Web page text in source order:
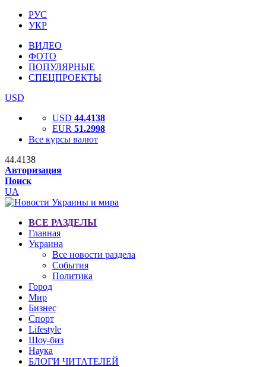
РУС
УКР
ВИДЕО
ФОТО
ПОПУЛЯРНЫЕ
СПЕЦПРОЕКТЫ
USD
USD 44.4138
EUR 51.2998
Все курсы валют
44.4138
Авторизация
Поиск
UA
ВСЕ РАЗДЕЛЫ
Главная
Украина
Все новости раздела
События
Политика
Город
Мир
Бизнес
Спорт
Lifestyle
Шоу-биз
Наука
БЛОГИ ЧИТАТЕЛЕЙ